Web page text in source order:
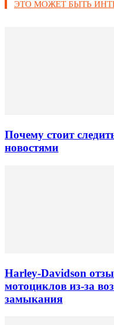
ЭТО МОЖЕТ БЫТЬ
Почему стоит
новостями
Harley-Davidson
мотоциклов из-за
замыкания